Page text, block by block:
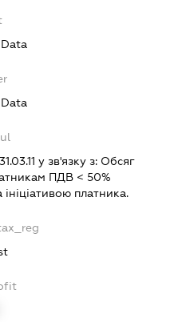
у зв'язку з: Обсяг
ПДВ < 50%
iнiцiативою платника.